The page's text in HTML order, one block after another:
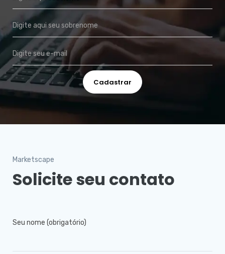
Marketscape
Solicite seu contato
Seu nome (obrigatório)